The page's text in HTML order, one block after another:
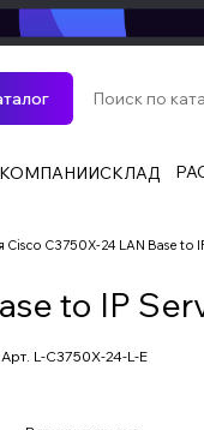
СКЛАД
Cisco C3750X-24 LAN Base to
to IP
Арт. L-C3750X-24-L-E